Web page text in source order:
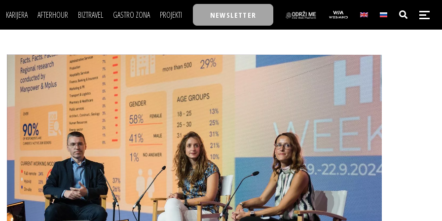
KARIJERA
LJUDI (HR)
MOJ UGAO
KNOW-HOW
AFTERHOUR
KNJIGE
AUTO SVET
WELLBEING
BIZTRAVEL GASTRO ZONA PROJEKTI
TASTY TALKS
30 ISPOD 30
BACK TO OFFICE/SCHOOL
BIZBENDOVI
BIZKOLEGIJUM
BMW BIZNIS LIGA
BIZLIFE WEEK
IZJAVA GODINE
NEWSLETTER
POSAO
MOJ UGAO
USAVRŠAVANJE
KNOW-HOW
FILM I SCENA
AUTO SVET
STIL
WELLBEING
NAJKOLEGA
30 ISPOD 30
BACK TO OFFICE/SCHOOL
BIZBENDOVI
BIZKOLEGIJUM
BMW BIZNIS LIGA
BIZLIFE WEEK
IZJAVA GODINE